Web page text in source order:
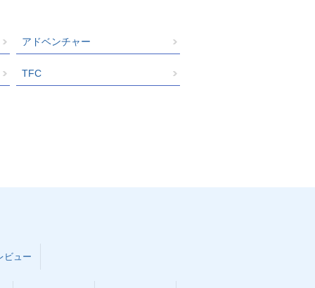
アドベンチャー
TFC
ビュー